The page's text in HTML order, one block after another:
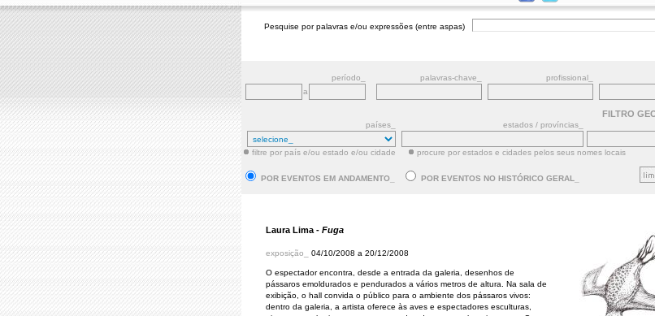
Pesquise por palavras e/ou expressões (entre aspas)
período_ palavras-chave_ profissional_
a
FILTRO
países_ estados / províncias_
filtre por país e/ou estado e/ou cidade procure por estados e cidades pelos seus nomes locais
POR EVENTOS EM ANDAMENTO_ POR EVENTOS NO HISTÓRICO GERAL_
Laura Lima - Fuga
exposição_ 04/10/2008 a 20/12/2008
O espectador encontra, desde a entrada da galeria, desenhos de
pássaros emoldurados e pendurados a vários metros de altura. Na sala de
exibição, o hall convida o público para o ambiente dos pássaros vivos:
dentro da galeria, a artista oferece às aves e espectadores esculturas,